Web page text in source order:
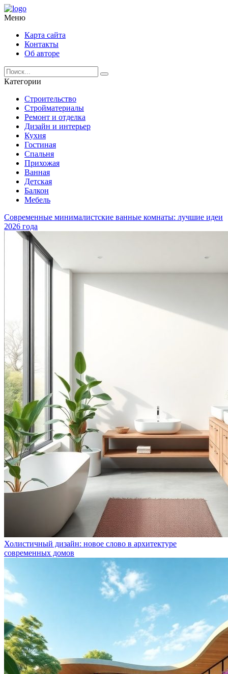
Меню
Карта сайта
Контакты
Об авторе
Категории
Строительство
Стройматериалы
Ремонт и отделка
Дизайн и интерьер
Кухня
Гостиная
Спальня
Прихожая
Ванная
Детская
Балкон
Мебель
Современные минималистские ванные комнаты: лучшие идеи
2026 года
Холистичный дизайн: новое слово в архитектуре
современных домов